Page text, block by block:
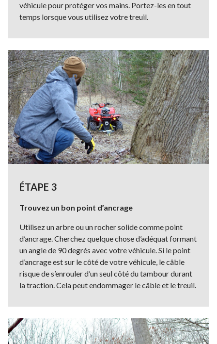
véhicule pour protéger vos mains. Portez-les en tout
temps lorsque vous utilisez votre treuil.
ÉTAPE 3
Trouvez un bon point d’ancrage
Utilisez un arbre ou un rocher solide comme point
d’ancrage. Cherchez quelque chose d’adéquat formant
un angle de 90 degrés avec votre véhicule. Si le point
d’ancrage est sur le côté de votre véhicule, le câble
risque de s’enrouler d’un seul côté du tambour durant
la traction. Cela peut endommager le câble et le treuil.